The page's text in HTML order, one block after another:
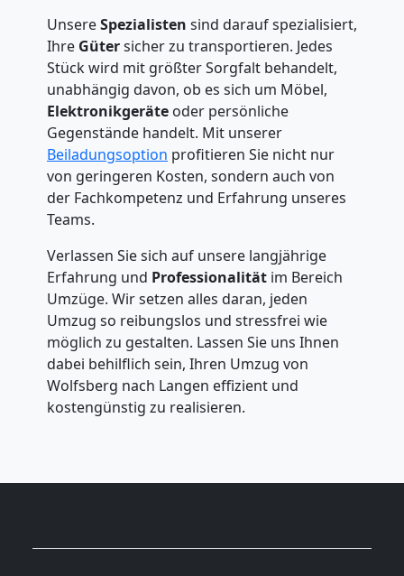
UnsereSpezialisten sind darauf spezialisiert,
Ihre Gütersicher zu transportieren. Jedes
Stück wird mit größter Sorgfalt behandelt,
unabhängig davon, ob es sich um Möbel,
Elektronikgeräte oder persönliche
Gegenstände handelt. Mit unserer
Beiladungsoption profitieren Sie nicht nur
von geringeren Kosten, sondern auch von
der Fachkompetenz und Erfahrung unseres
Teams.
Verlassen Sie sich auf unsere langjährige
Erfahrung und Professionalität im Bereich
Umzüge. Wir setzen alles daran, jeden
Umzug so reibungslos und stressfrei wie
möglich zu gestalten. Lassen Sie uns Ihnen
dabei behilflich sein, Ihren Umzug von
Wolfsberg nach Langen effizient und
kostengünstig zu realisieren.